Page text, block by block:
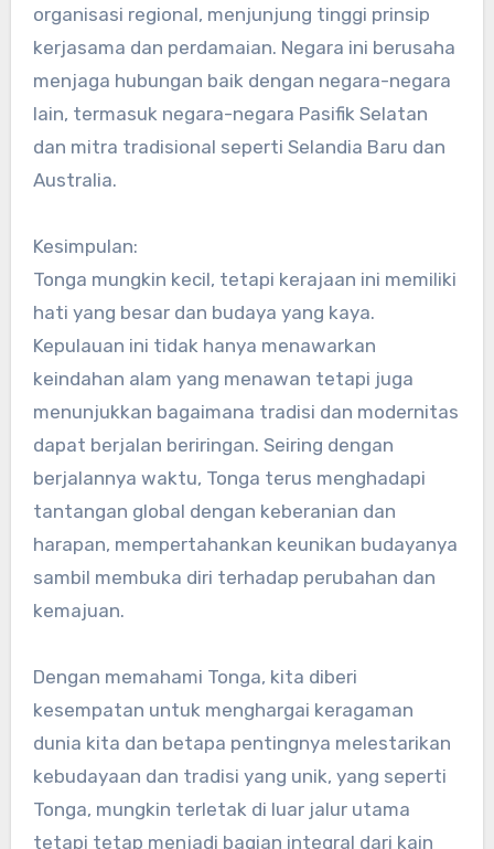
organisasi regional, menjunjung tinggi prinsip
kerjasama dan perdamaian. Negara ini berusaha
menjaga hubungan baik dengan negara-negara
lain, termasuk negara-negara Pasifik Selatan
dan mitra tradisional seperti Selandia Baru dan
Australia.
Kesimpulan:
Tonga mungkin kecil, tetapi kerajaan ini memiliki
hati yang besar dan budaya yang kaya.
Kepulauan ini tidak hanya menawarkan
keindahan alam yang menawan tetapi juga
menunjukkan bagaimana tradisi dan modernitas
dapat berjalan beriringan. Seiring dengan
berjalannya waktu, Tonga terus menghadapi
tantangan global dengan keberanian dan
harapan, mempertahankan keunikan budayanya
sambil membuka diri terhadap perubahan dan
kemajuan.
Dengan memahami Tonga, kita diberi
kesempatan untuk menghargai keragaman
dunia kita dan betapa pentingnya melestarikan
kebudayaan dan tradisi yang unik, yang seperti
Tonga, mungkin terletak di luar jalur utama
tetapi tetap menjadi bagian integral dari kain